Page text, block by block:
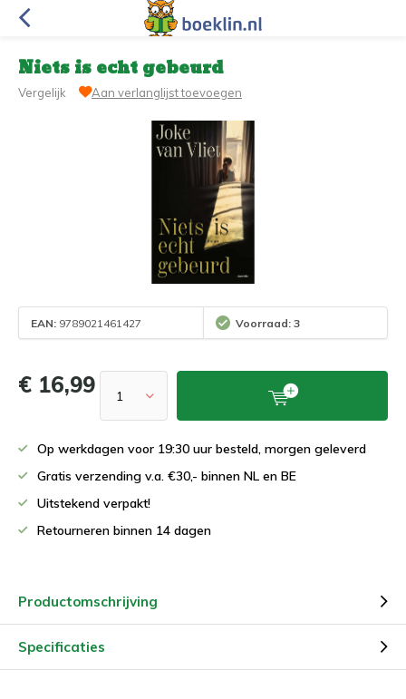
Niets is echt gebeurd
Vergelijk Aan verlanglijst toevoegen
EAN: 9789021461427 Voorraad: 3
€ 16,99
Op werkdagen voor 19:30 uur besteld, morgen geleverd
Gratis verzending v.a. €30,- binnen NL en BE
Uitstekend verpakt!
Retourneren binnen 14 dagen
Productomschrijving
Specificaties